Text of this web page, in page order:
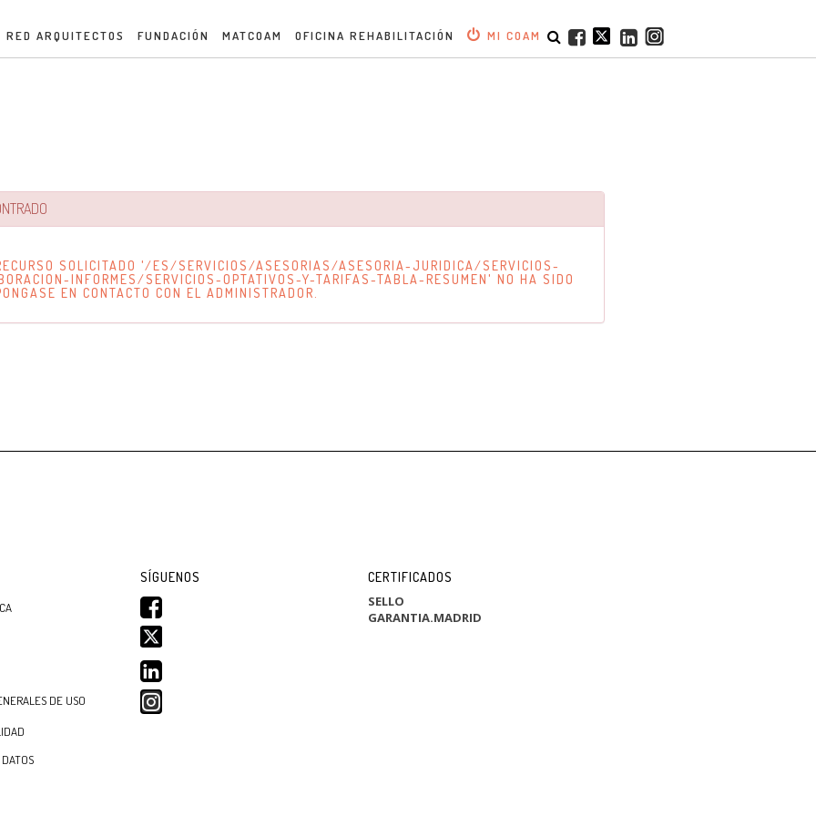
RED ARQUITECTOS FUNDACIÓN MATCOAM OFICINA REHABILITACIÓN MI COAM
SOLICITADO '/ES/SERVICIOS/ASESORIAS/ASESORIA-JURIDICA/SERVICIOS-
INFORMES/SERVICIOS-OPTATIVOS-Y-TARIFAS-TABLA-RESUMEN' NO HA SIDO
EN CONTACTO CON EL ADMINISTRADOR.
DE USO
SÍGUENOS
CERTIFICADOS
SELLO
GARANTIA.MADRID